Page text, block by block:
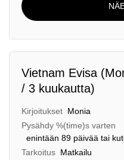
Vietnam Evisa
/ 3 kuukautta)
Kirjoitukset Monia
Pysähdy %(time)s varten
enintään 89 päivää tai
Tarkoitus Matkailu